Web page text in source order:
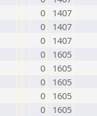
0
1407
0
1407
0
1407
0
1605
0
1605
0
1605
0
1605
0
1605